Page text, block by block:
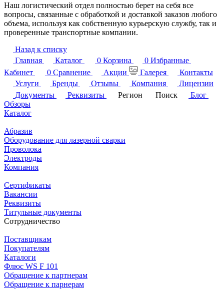
Наш логистический отдел полностью берет на себя все
вопросы, связанные с обработкой и доставкой заказов любого
объема, используя как собственную курьерскую службу, так и
проверенные транспортные компании.
Назад к списку
Главная
Каталог 0 Корзина 0 Избранные
Кабинет
0 Сравнение Акции Галерея
Контакты
Услуги
Бренды Отзывы Компания
Лицензии
Документы
Реквизиты Регион Поиск
Блог
Обзоры
Каталог
Абразив
Оборудование для лазерной сварки
Проволока
Электроды
Компания
Сертификаты
Вакансии
Реквизиты
Титульные документы
Сотрудничество
Поставщикам
Покупателям
Каталоги
Флюс WS F 101
Обращение к партнерам
Обращение к парнерам